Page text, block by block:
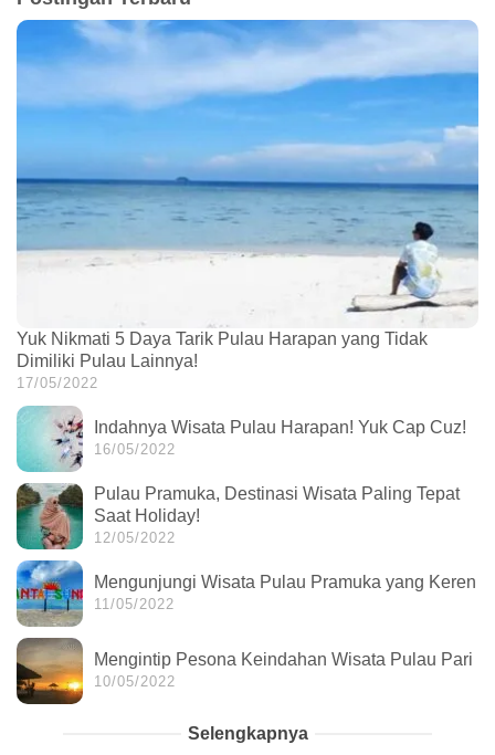
Yuk Nikmati 5 Daya Tarik Pulau Harapan yang Tidak
Dimiliki Pulau Lainnya!
17/05/2022
Indahnya Wisata Pulau Harapan! Yuk Cap Cuz!
16/05/2022
Pulau Pramuka, Destinasi Wisata Paling Tepat
Saat Holiday!
12/05/2022
Mengunjungi Wisata Pulau Pramuka yang Keren
11/05/2022
Mengintip Pesona Keindahan Wisata Pulau Pari
10/05/2022
Selengkapnya